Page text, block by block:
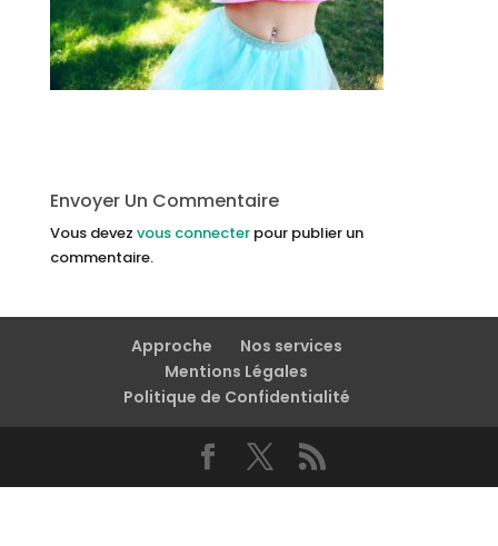
Envoyer Un Commentaire
Vous devez vous connecterpour publier un
commentaire.
Approche
Nos services
Mentions Légales
Politique de Confidentialité